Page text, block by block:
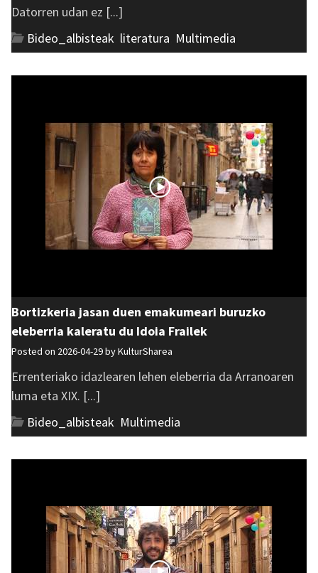
Datorren udan ez [...]
Bideo_albisteak literatura Multimedia
Bortizkeria jasan duen emakumeari buruzko
eleberria kaleratu du Idoia Frailek
Posted on 2026-04-29 byKulturSharea
Errenteriako idazlearen lehen eleberria da Arranoaren
luma eta XIX. [...]
Bideo_albisteak Multimedia